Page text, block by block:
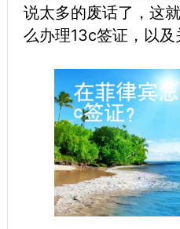
说太多的废话了，这
么办理13c签证，以及